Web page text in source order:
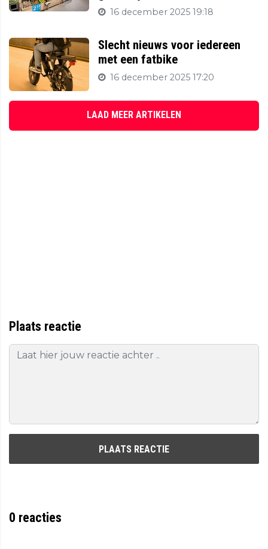
16 december 2025 19:18
Slecht nieuws voor iedereen
met een fatbike
16 december 2025 17:20
LAAD MEER ARTIKELEN
Plaats reactie
PLAATS REACTIE
0 reacties